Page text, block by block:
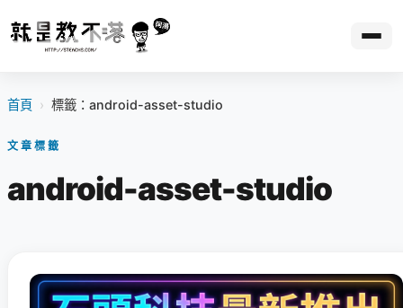
首頁 › 標籤：android-asset-studio
文章標籤
android-asset-studio